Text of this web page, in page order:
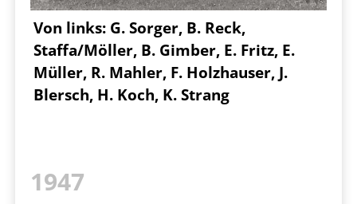
Von links: G. Sorger, B. Reck,
Staffa/Möller, B. Gimber, E. Fritz, E.
Müller, R. Mahler, F. Holzhauser, J.
Blersch, H. Koch, K. Strang
1947